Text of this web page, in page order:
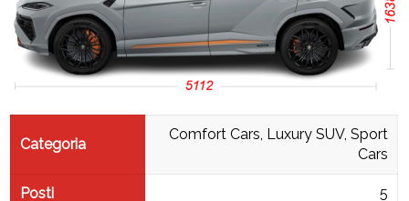
Categoria
Comfort Cars, Luxury SUV, Sport
Cars
Posti 5